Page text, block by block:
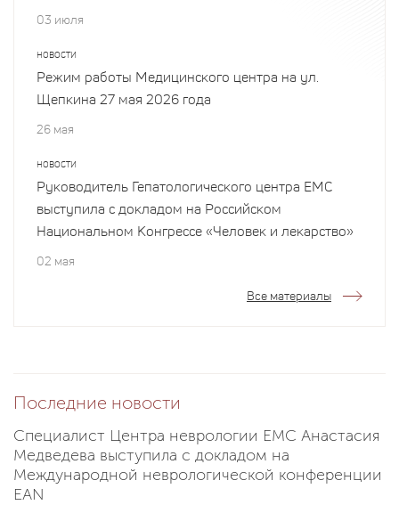
03 июля
НОВОСТИ
Режим работы Медицинского центра на ул.
Щепкина 27 мая 2026 года
26 мая
НОВОСТИ
Руководитель Гепатологического центра EMC
выступила с докладом на Российском
Национальном Конгрессе «Человек и лекарство»
02 мая
Все материалы
Последние новости
Специалист Центра неврологии EMC Анастасия
Медведева выступила с докладом на
Международной неврологической конференции
EAN